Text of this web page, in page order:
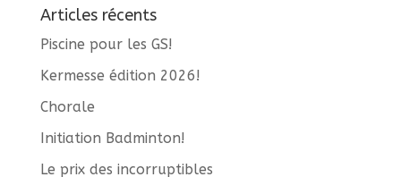
Articles récents
Piscine pour les GS!
Kermesse édition 2026!
Chorale
Initiation Badminton!
Le prix des incorruptibles